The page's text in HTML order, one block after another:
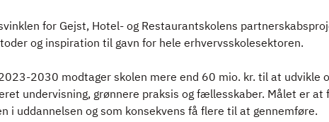
for Gejst, Hotel- og Restaurantskolens
og inspiration til gavn for hele erhvervsskolesektoren.
2030 modtager skolen mere end 60 mio. kr. til at udvikle
undervisning, grønnere praksis og fællesskaber. Målet er at
i uddannelsen og som konsekvens få flere til at gennemføre.